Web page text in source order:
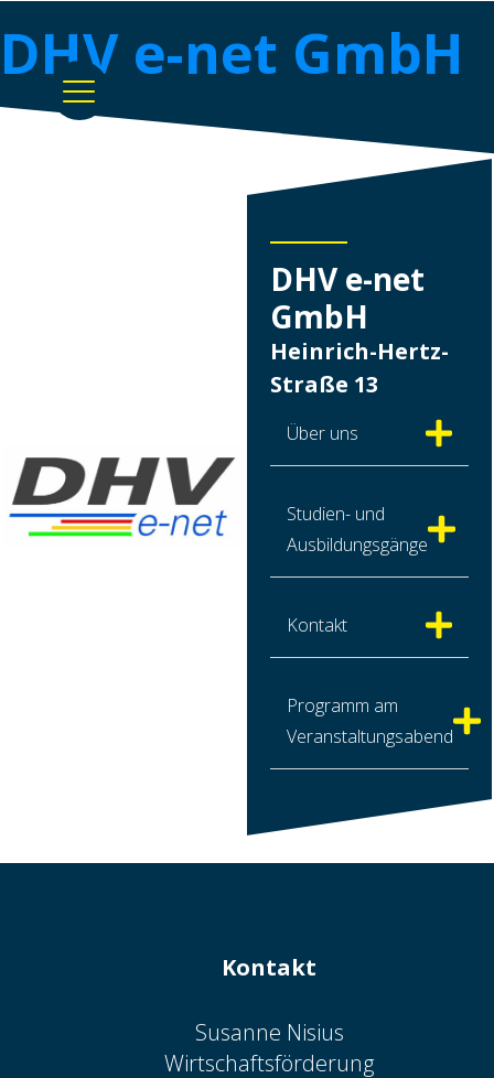
DHV e-net GmbH
DHV e-net
GmbH
Heinrich-Hertz-
Straße 13
Über uns
Studien- und
Ausbildungsgänge
Kontakt
Programm am
Veranstaltungsabend
Kontakt
Susanne Nisius
Wirtschaftsförderung